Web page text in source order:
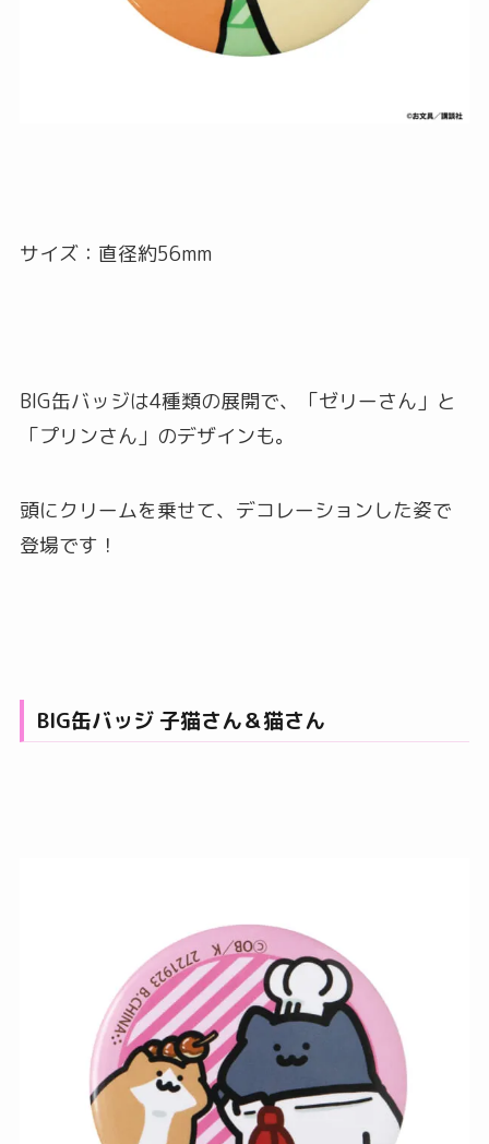
サイズ：直径約56mm
BIG缶バッジは4種類の展開で、「ゼリーさん」と
「プリンさん」のデザインも。
頭にクリームを乗せて、デコレーションした姿で
登場です！
BIG缶バッジ 子猫さん＆猫さん